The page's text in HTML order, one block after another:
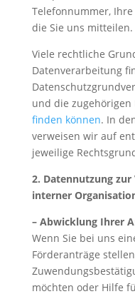
Telefonnummer,
die Sie uns mitteilen.
Viele rechtliche
Datenverarbeitung
und die zugehörigen
finden können. In
verweisen wir auf
jeweilige
2. Datennutzung
interner
– Abwicklung Ihrer
Wenn Sie bei uns
Förderanträge
möchten oder Hilfe